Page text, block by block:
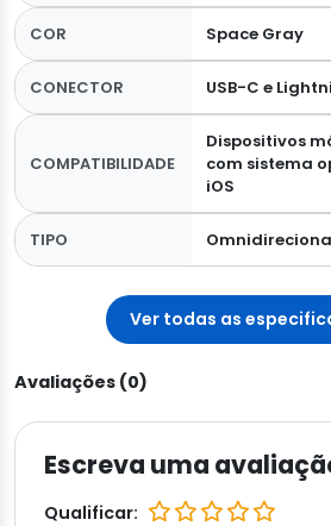
COR Space Gray
CONECTOR USB-C e
COMPATIBILIDADE
Dispositivos
com sistema
iOS
TIPO
Ver todas as
Avaliações (0)
Escreva uma
Qualificar: